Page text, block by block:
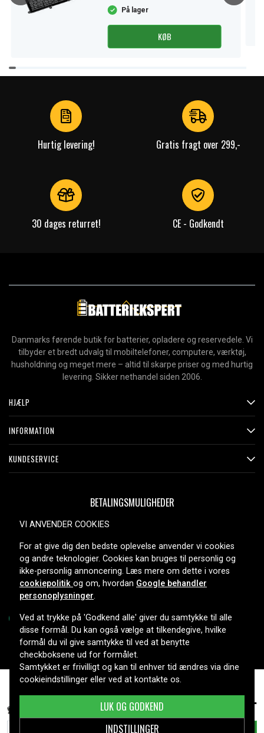
På lager
KØB
Item
1
Asus X540LJ-XX022D, 11.25V, 2200 mAh 259 kr.
Hurtig levering! Gratis fragt over 299,-
30 dages returret! CE - Godkendt
Danmarks førende butik for batterier, opladere og reservedele. Vi
tilbyder et bredt udvalg til mobiltelefoner, computere, værktøj,
husholdning og meget mere – altid til skarpe priser og med hurtig
levering. Sikker nethandel siden 2006.
HJÆLP
INFORMATION
KUNDESERVICE
BETALINGSMULIGHEDER
LEVERINGSMULIGHEDER
Copyright © 2026, Spares Nordic AB
VI ANVENDER COOKIES
For at give dig den bedste oplevelse anvender vi cookies
og andre teknologier. Cookies kan bruges til personlig og
ikke-personlig annoncering. Læs mere om dette i vores
cookiepolitik og om, hvordan Google behandler
personoplysninger.
Ved at trykke på 'Godkend alle' giver du samtykke til alle
disse formål. Du kan også vælge at tilkendegive, hvilke
formål du vil give samtykke til ved at benytte
checkboksene ud for formålet.
Samtykket er frivilligt og kan til enhver tid ændres via dine
cookieindstillinger eller ved at kontakte os.
INDSTILLINGER
LUK OG GODKEND